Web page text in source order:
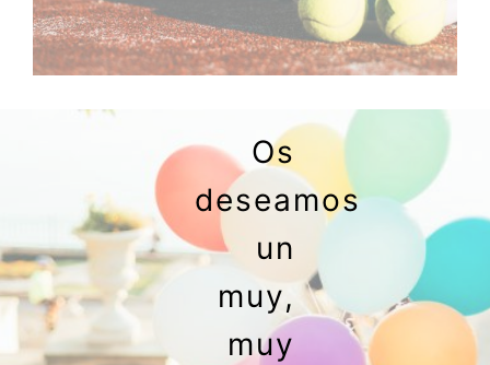
Os
deseamos
un
muy,
muy